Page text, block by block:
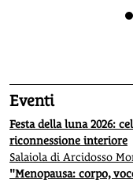
Eventi
Festa della luna 2026:
riconnessione interiore
Salaiola di Arcidosso
"Menopausa: corpo,